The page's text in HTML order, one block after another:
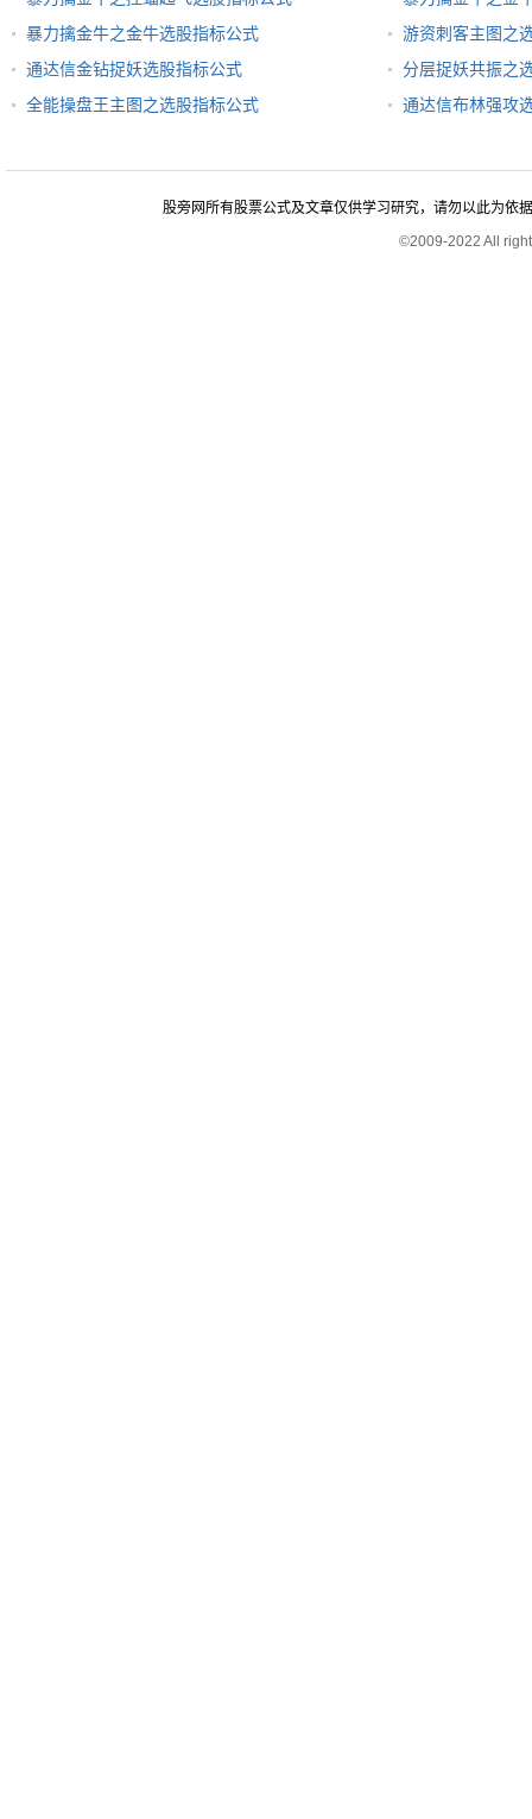
暴力擒金牛之金牛选股指标公式
游资刺客主图之
通达信金钻捉妖选股指标公式
分层捉妖共振之
全能操盘王主图之选股指标公式
通达信布林强攻
股旁网所有股票公式及文章仅供学习研究，请勿以此为依
©2009-2022 All